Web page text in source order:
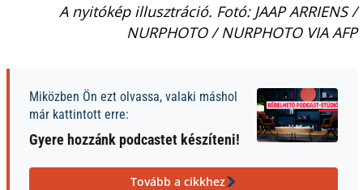
A nyitókép illusztráció. Fotó: JAAP ARRIENS /
NURPHOTO / NURPHOTO VIA AFP
Miközben Ön ezt olvassa, valaki máshol
már kattintott erre:
Gyere hozzánk podcastet készíteni!
Tovább a cikkhez